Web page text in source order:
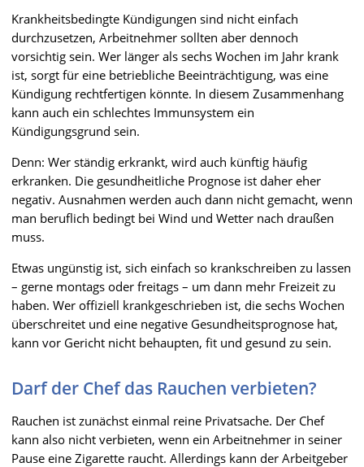
Krankheitsbedingte Kündigungen sind nicht einfach
durchzusetzen, Arbeitnehmer sollten aber dennoch
vorsichtig sein. Wer länger als sechs Wochen im Jahr krank
ist, sorgt für eine betriebliche Beeinträchtigung, was eine
Kündigung rechtfertigen könnte. In diesem Zusammenhang
kann auch ein schlechtes Immunsystem ein
Kündigungsgrund sein.
Denn: Wer ständig erkrankt, wird auch künftig häufig
erkranken. Die gesundheitliche Prognose ist daher eher
negativ. Ausnahmen werden auch dann nicht gemacht, wenn
man beruflich bedingt bei Wind und Wetter nach draußen
muss.
Etwas ungünstig ist, sich einfach so krankschreiben zu lassen
– gerne montags oder freitags – um dann mehr Freizeit zu
haben. Wer offiziell krankgeschrieben ist, die sechs Wochen
überschreitet und eine negative Gesundheitsprognose hat,
kann vor Gericht nicht behaupten, fit und gesund zu sein.
Darf der Chef das Rauchen verbieten?
Rauchen ist zunächst einmal reine Privatsache. Der Chef
kann also nicht verbieten, wenn ein Arbeitnehmer in seiner
Pause eine Zigarette raucht. Allerdings kann der Arbeitgeber